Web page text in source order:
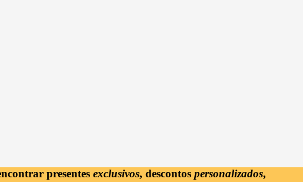
presentes exclusivos, descontos personalizados,